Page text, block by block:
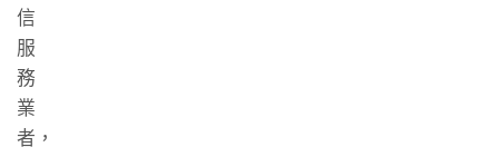
信
服
務
業
者，